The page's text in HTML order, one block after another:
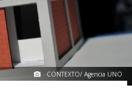
CONTEXTO/ Agencia UNO